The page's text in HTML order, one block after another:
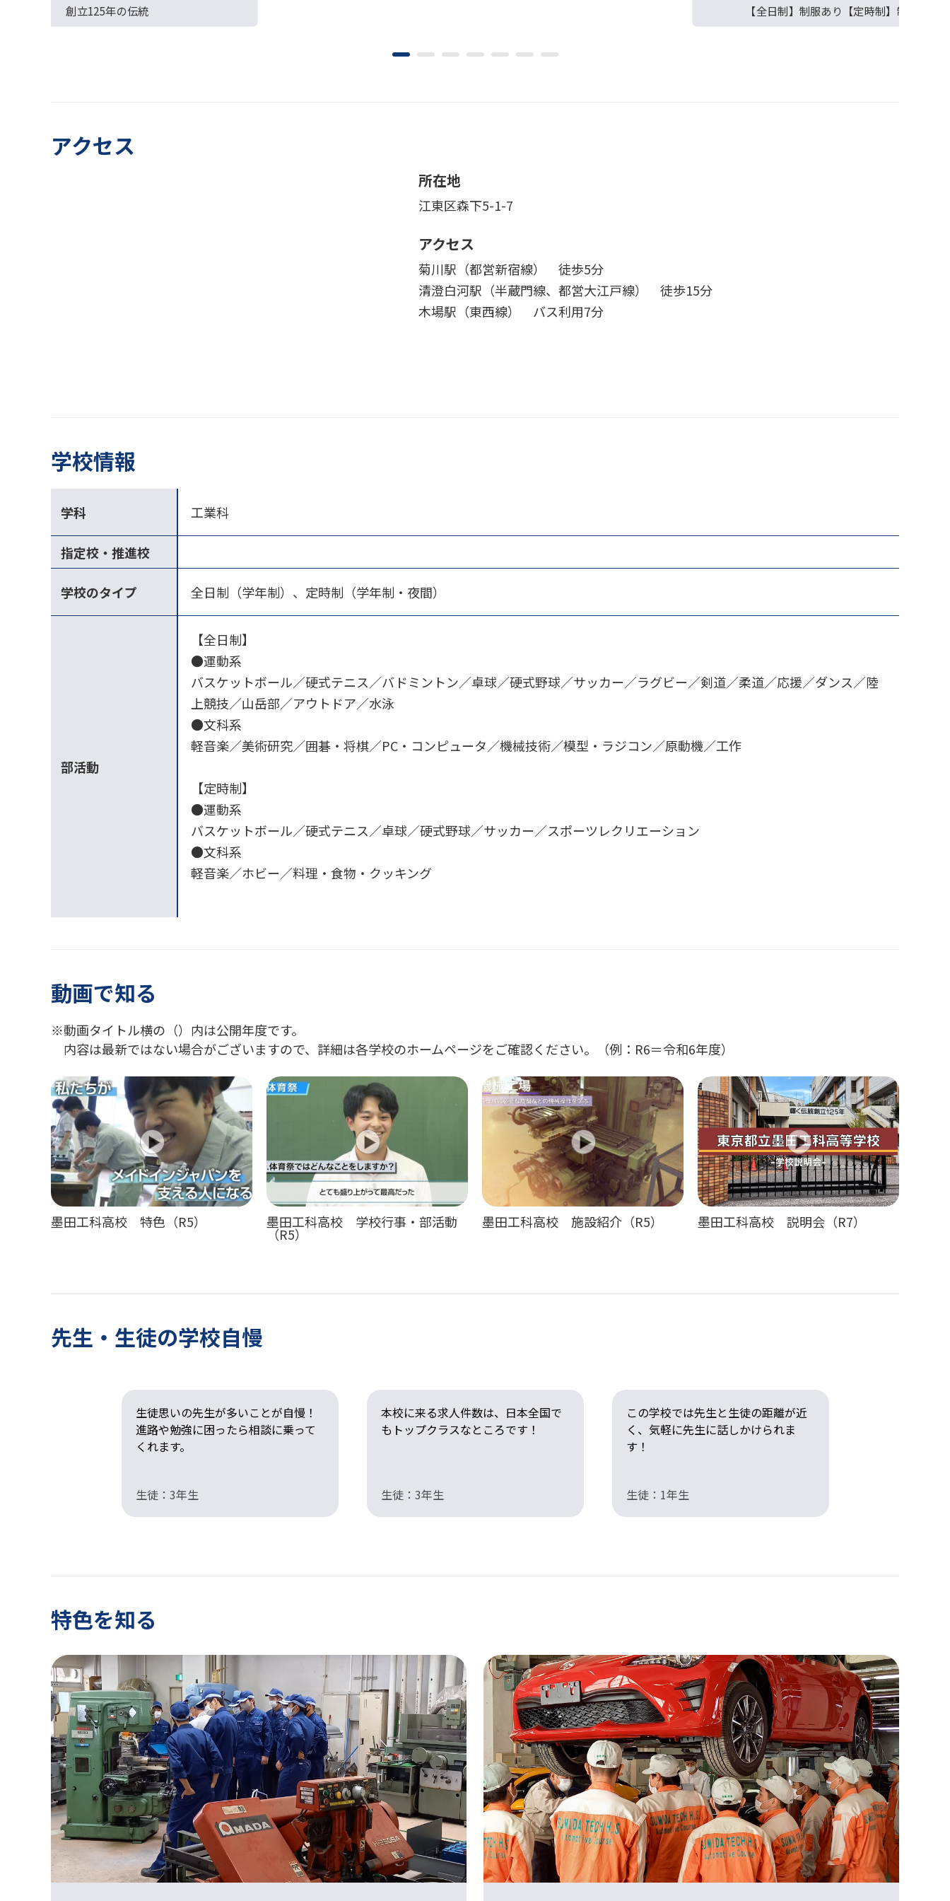
創立125年の伝統 【全日制】制服あり【定時制】制服なし
アクセス
所在地
江東区森下5-1-7
アクセス
菊川駅（都営新宿線） 徒歩5分
清澄白河駅（半蔵門線、都営大江戸線） 徒歩15分
木場駅（東西線） バス利用7分
学校情報
学科 工業科
指定校・推進校
学校のタイプ 全日制（学年制）、定時制（学年制・夜間）
部活動
【全日制】
●運動系
バスケットボール／硬式テニス／バドミントン／卓球／硬式野球／サッカー／ラグビー／剣道／柔道／応援／ダンス／陸
上競技／山岳部／アウトドア／水泳
●文科系
軽音楽／美術研究／囲碁・将棋／PC・コンピュータ／機械技術／模型・ラジコン／原動機／工作
【定時制】
●運動系
バスケットボール／硬式テニス／卓球／硬式野球／サッカー／スポーツレクリエーション
●文科系
軽音楽／ホビー／料理・食物・クッキング
動画で知る
動画タイトル横の（）内は公開年度です。
内容は最新ではない場合がございますので、詳細は各学校のホームページをご確認ください。（例：R6＝令和6年度）
墨田工科高校 特色（R5） 墨田工科高校 学校行事・部活動
（R5）
墨田工科高校 施設紹介（R5） 墨田工科高校 説明会（R7）
先生・生徒の学校自慢
生徒思いの先生が多いことが自慢！
進路や勉強に困ったら相談に乗って
くれます。
生徒：3年生
本校に来る求人件数は、日本全国で
もトップクラスなところです！
生徒：3年生
この学校では先生と生徒の距離が近
く、気軽に先生に話しかけられま
す！
生徒：1年生
特色を知る